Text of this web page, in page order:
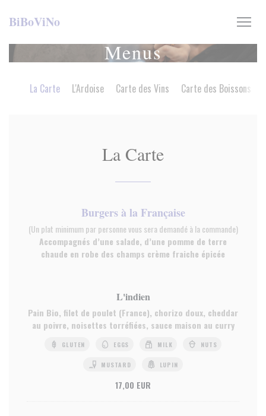
BiBoViNo
Menus
La Carte L'Ardoise Carte des Vins Carte des Boissons
La Carte
Burgers à la Française
(Un plat minimum par personne vous sera demandé à la commande)
Accompagnés d’une salade, d’une pomme de terre
chaude en robe des champs crème fraiche épicée
L'indien
Pain Bio, filet de poulet (France), chorizo doux, cheddar
au poivre, noisettes torréfiées, sauce maison au curry
GLUTEN EGGS MILK NUTS
MUSTARD LUPIN
17,00 EUR